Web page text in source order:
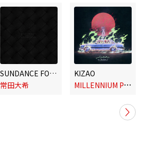
SUNDANCE FOR BOTTEGA VENETA
常田大希
KIZAO
M
ILLENNIUM PARADE,Rauw Alejandro,Tainy,Daiki Tsuneta